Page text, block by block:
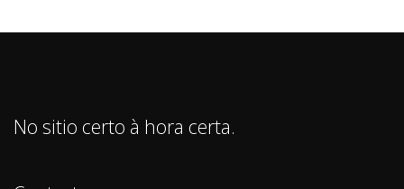
No sitio certo à hora certa.